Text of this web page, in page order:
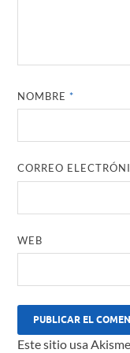
NOMBRE *
CORREO
WEB
Este sitio usa